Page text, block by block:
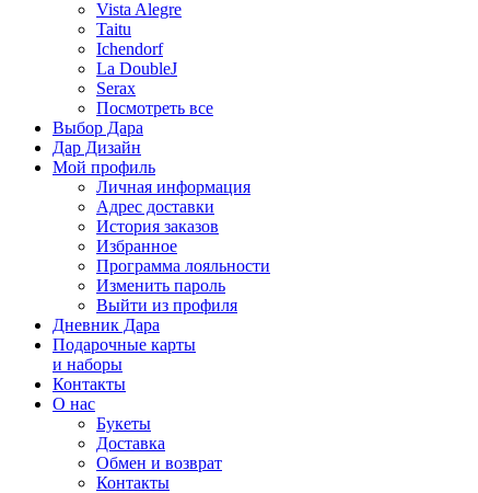
Vista Alegre
Taitu
Ichendorf
La DoubleJ
Serax
Посмотреть все
Выбор Дара
Дар Дизайн
Мой профиль
Личная информация
Адрес доставки
История заказов
Избранное
Программа лояльности
Изменить пароль
Выйти из профиля
Дневник Дара
Подарочные карты
и наборы
Контакты
О нас
Букеты
Доставка
Обмен и возврат
Контакты